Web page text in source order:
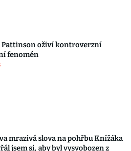
Pattinson oživí kontroverzní
fenomén
mrazivá slova na pohřbu Knížáka
jsem si, aby byl vysvobozen z